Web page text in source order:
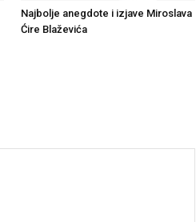
Najbolje anegdote i izjave Miroslava
Ćire Blaževića